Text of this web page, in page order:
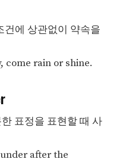
건에 상관없이 약속을
come rain or shine.
표정을 표현할 때 사
after the